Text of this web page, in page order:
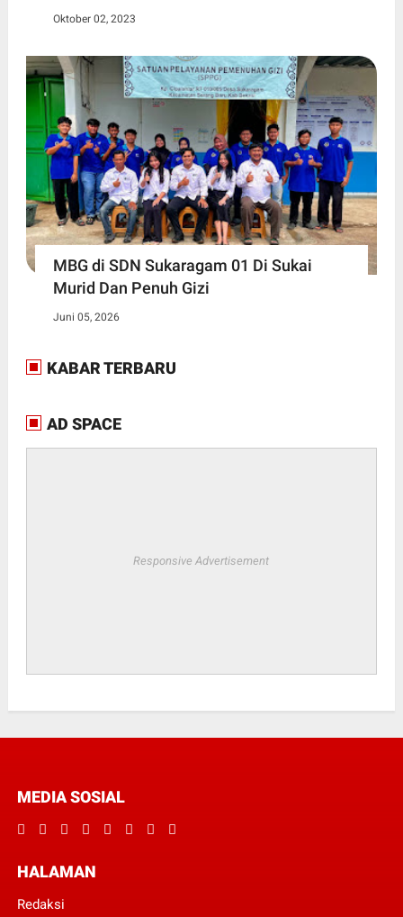
Oktober 02, 2023
MBG di SDN Sukaragam 01 Di Sukai
Murid Dan Penuh Gizi
Juni 05, 2026
KABAR TERBARU
AD SPACE
Responsive Advertisement
MEDIA SOSIAL
HALAMAN
Redaksi